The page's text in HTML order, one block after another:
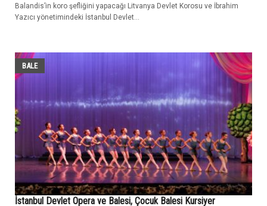
Balandis’in koro şefliğini yapacağı Litvanya Devlet Korosu ve İbrahim
Yazıcı yönetimindeki İstanbul Devlet...
BALE
İstanbul Devlet Opera ve Balesi, Çocuk Balesi Kursiyer